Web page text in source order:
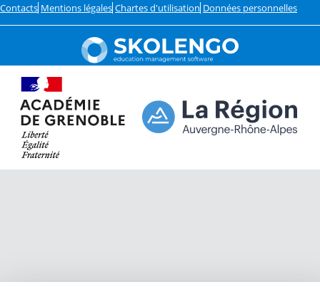
Contacts Mentions légales Chartes d'utilisation Données personnelles